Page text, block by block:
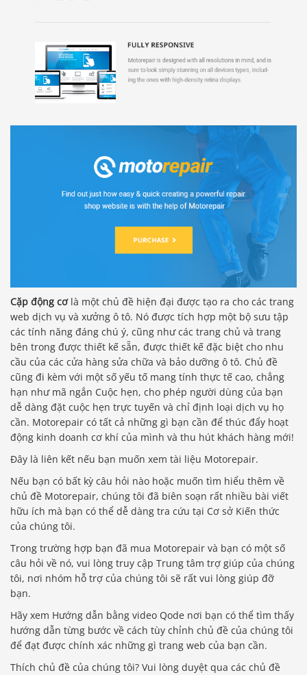
Cặp động cơlà một chủ đề hiện đại được tạo ra cho các trang
web dịch vụ và xưởng ô tô. Nó được tích hợp một bộ sưu tập
các tính năng đáng chú ý, cũng như các trang chủ và trang
bên trong được thiết kế sẵn, được thiết kế đặc biệt cho nhu
cầu của các cửa hàng sửa chữa và bảo dưỡng ô tô. Chủ đề
cũng đi kèm với một số yếu tố mang tính thực tế cao, chẳng
hạn như mã ngắn Cuộc hẹn, cho phép người dùng của bạn
dễ dàng đặt cuộc hẹn trực tuyến và chỉ định loại dịch vụ họ
cần. Motorepair có tất cả những gì bạn cần để thúc đẩy hoạt
động kinh doanh cơ khí của mình và thu hút khách hàng mới!
Đây là liên kết nếu bạn muốn xem tài liệu Motorepair.
Nếu bạn có bất kỳ câu hỏi nào hoặc muốn tìm hiểu thêm về
chủ đề Motorepair, chúng tôi đã biên soạn rất nhiều bài viết
hữu ích mà bạn có thể dễ dàng tra cứu tại Cơ sở Kiến thức
của chúng tôi.
Trong trường hợp bạn đã mua Motorepair và bạn có một số
câu hỏi về nó, vui lòng truy cập Trung tâm trợ giúp của chúng
tôi, nơi nhóm hỗ trợ của chúng tôi sẽ rất vui lòng giúp đỡ
bạn.
Hãy xem Hướng dẫn bằng video Qode nơi bạn có thể tìm thấy
hướng dẫn từng bước về cách tùy chỉnh chủ đề của chúng tôi
để đạt được chính xác những gì trang web của bạn cần.
Thích chủ đề của chúng tôi? Vui lòng duyệt qua các chủ đề